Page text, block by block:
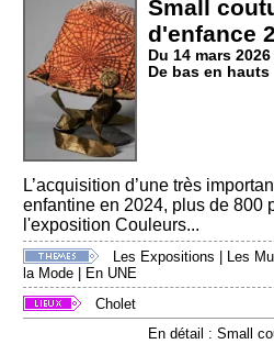
Small
d'enfance 2
Du 14 mars
De bas en hauts
L’acquisition d’une très
enfantine en 2024, plus de 800
l'exposition Couleurs...
Les Expositions Les
la Mode
En UNE
Cholet
En détail : Small